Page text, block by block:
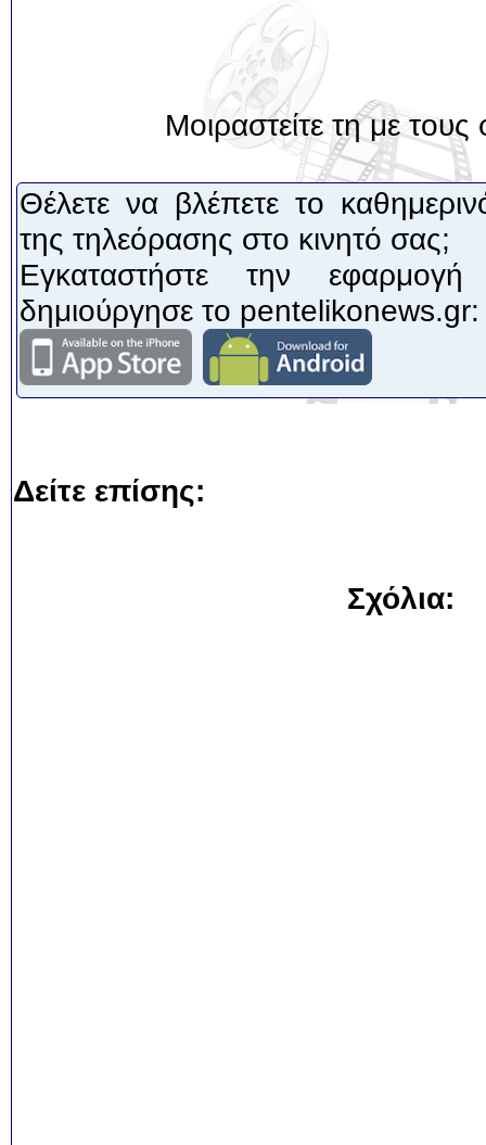
Μοιραστείτε τη με
Θέλετε να βλέπετε το
της τηλεόρασης στο κινητό σας;
Εγκαταστήστε την
δημιούργησε το pentelikonews.gr:
Δείτε επίσης:
Σχόλια: